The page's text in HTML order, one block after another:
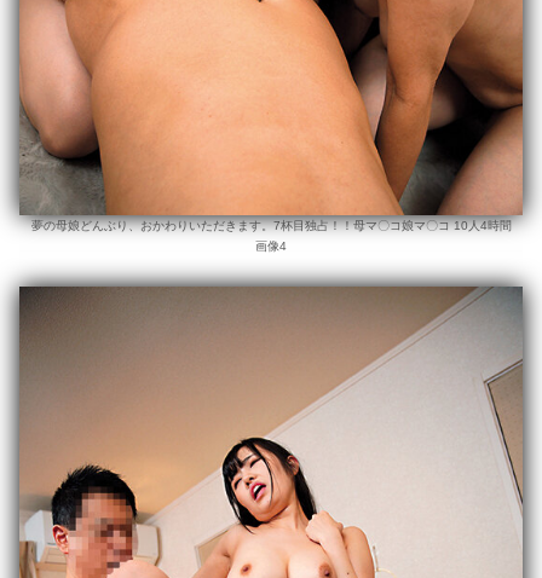
夢の母娘どんぶり、おかわりいただきます。7杯目独占！！母マ〇コ娘マ〇コ 10人4時間
画像4